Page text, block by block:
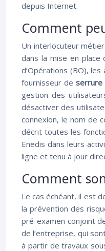
depuis Internet.
Comment
Un interlocuteur
dans la mise en place
d’Opérations (BO),
fournisseur de serrure
gestion des
désactiver des
connexion, le nom de
décrit toutes les
Enedis dans leurs
ligne et tenu à jour
Comment
Le cas échéant, il est
la prévention des
pré-examen conjoint
de l’entreprise, qui
à partir de travaux